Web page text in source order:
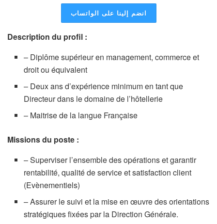
انضم إلينا على الواتساب
Description du profil :
– Diplôme supérieur en management, commerce et
droit ou équivalent
– Deux ans d’expérience minimum en tant que
Directeur dans le domaine de l’hôtellerie
– Maitrise de la langue Française
Missions du poste :
– Superviser l’ensemble des opérations et garantir
rentabilité, qualité de service et satisfaction client
(Evènementiels)
– Assurer le suivi et la mise en œuvre des orientations
stratégiques fixées par la Direction Générale.